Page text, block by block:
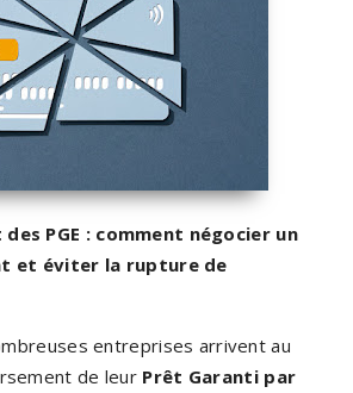
PGE : comment négocier un
et éviter la rupture de
entreprises arrivent au
de leur Prêt Garanti par